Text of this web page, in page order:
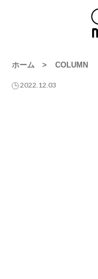
ホーム > COLUMN
2022.12.03